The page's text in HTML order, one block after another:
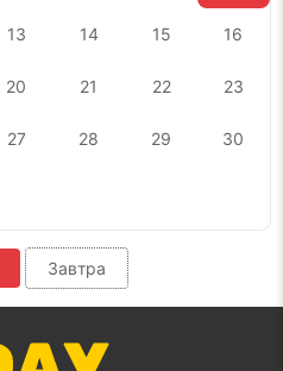
13 14 15 16
20 21 22 23
27 28 29 30
Завтра